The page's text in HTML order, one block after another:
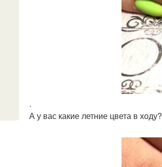
.
А у вас какие летние цвета в ходу?